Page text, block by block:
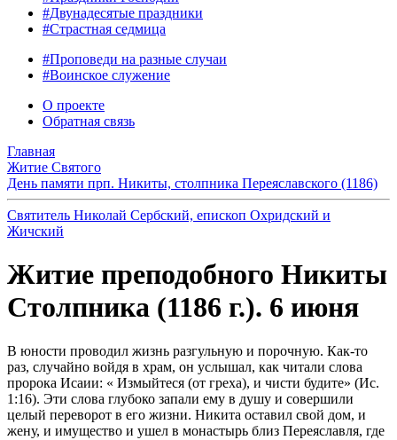
#Двунадесятые праздники
#Страстная седмица
#Проповеди на разные случаи
#Воинское служение
О проекте
Обратная связь
Главная
Житие Святого
День памяти прп. Никиты, столпника Переяславского (1186)
Святитель Николай Сербский, епископ Охридский и
Жичский
Житие преподобного Никиты
Столпника (1186 г.). 6 июня
В юности проводил жизнь разгульную и порочную. Как-то
раз, случайно войдя в храм, он услышал, как читали слова
пророка Исаии: « Измыйтеся (от греха), и чисти будите» (Ис.
1:16). Эти слова глубоко запали ему в душу и совершили
целый переворот в его жизни. Никита оставил свой дом, и
жену, и имущество и ушел в монастырь близ Переяславля, где